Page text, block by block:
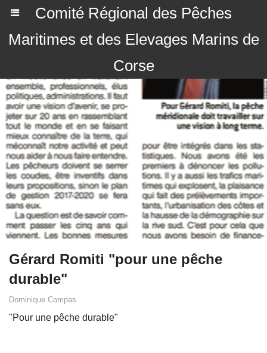
Comité Régional des Pêches
Maritimes et des Elevages Marins de
Corse
Gérard Romiti "pour une pêche
durable"
Dominique Compas
"Pour une pêche durable"